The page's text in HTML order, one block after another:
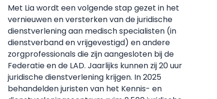
Met Lia wordt een volgende stap gezet in het
vernieuwen en versterken van de juridische
dienstverlening aan medisch specialisten (in
dienstverband en vrijgevestigd) en andere
zorgprofessionals die zijn aangesloten bij de
Federatie en de LAD. Jaarlijks kunnen zij 20 uur
juridische dienstverlening krijgen. In 2025
behandelden juristen van het Kennis- en